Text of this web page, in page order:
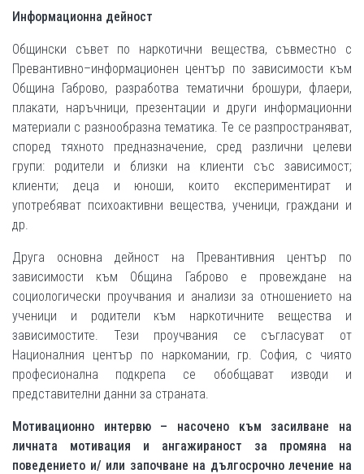
Информационна дейност
Общински съвет по наркотични вещества, съвместно с
Превантивно–информационен център по зависимости към
Община Габрово, разработва тематични брошури, флаери,
плакати, наръчници, презентации и други информационни
материали с разнообразна тематика. Те се разпространяват,
според тяхното предназначение, сред различни целеви
групи: родители и близки на клиенти със зависимост;
клиенти; деца и юноши, които експериментират и
употребяват психоактивни вещества, ученици, граждани и
др.
Друга основна дейност на Превантивния център по
зависимости към Община Габрово е провеждане на
социологически проучвания и анализи за отношението на
ученици и родители към наркотичните вещества и
зависимостите. Тези проучвания се съгласуват от
Националния център по наркомании, гр. София, с чиято
професионална подкрепа се обобщават изводи и
представителни данни за страната.
Мотивационно интервю – насочено към засилване на
личната мотивация и ангажираност за промяна на
поведението и/ или започване на дългосрочно лечение на